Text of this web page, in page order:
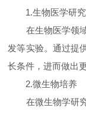
1.生物医学研究
在生物医学领域
发等实验。通过提
长条件，进而做出
2.微生物培养
在微生物学研究